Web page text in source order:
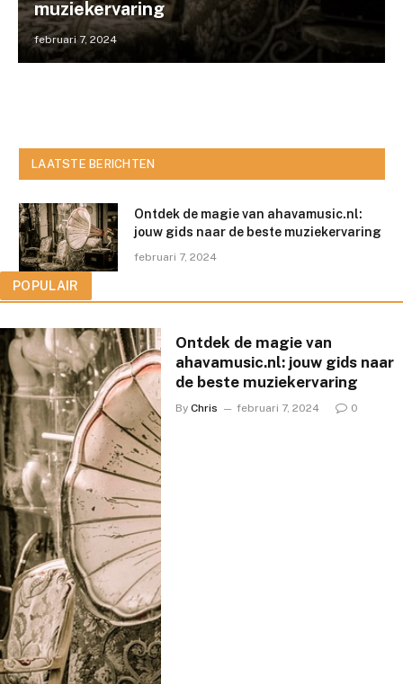
muziekervaring
februari 7, 2024
LAATSTE BERICHTEN
Ontdek de magie van ahavamusic.nl:
jouw gids naar de beste muziekervaring
februari 7, 2024
POPULAIR
Ontdek de magie van
ahavamusic.nl: jouw gids naar
de beste muziekervaring
By Chris februari 7, 2024 0